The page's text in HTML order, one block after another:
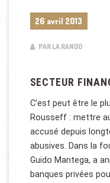
26 avril 2013
PAR LA RANDO
SECTEUR
C’est peut être le
Rousseff : mettre
accusé depuis
abusives. Dans la
Guido Mantega, a
banques privées